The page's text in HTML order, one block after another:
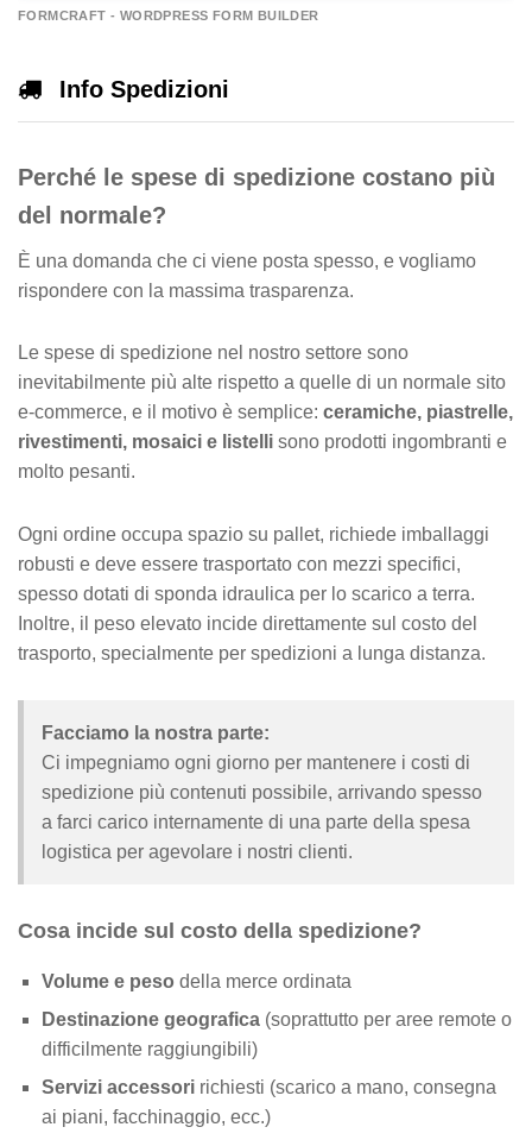
n
a
FORMCRAFT - WORDPRESS FORM BUILDER
Info Spedizioni
Perché le spese di spedizione costano più
del normale?
È una domanda che ci viene posta spesso, e vogliamo
rispondere con la massima trasparenza.
Le spese di spedizione nel nostro settore sono
inevitabilmente più alte rispetto a quelle di un normale sito
e-commerce, e il motivo è semplice: ceramiche, piastrelle,
rivestimenti, mosaici e listelli sono prodotti ingombranti e
molto pesanti.
Ogni ordine occupa spazio su pallet, richiede imballaggi
robusti e deve essere trasportato con mezzi specifici,
spesso dotati di sponda idraulica per lo scarico a terra.
Inoltre, il peso elevato incide direttamente sul costo del
trasporto, specialmente per spedizioni a lunga distanza.
Facciamo la nostra parte:
Ci impegniamo ogni giorno per mantenere i costi di
spedizione più contenuti possibile, arrivando spesso
a farci carico internamente di una parte della spesa
logistica per agevolare i nostri clienti.
Cosa incide sul costo della spedizione?
Volume e peso della merce ordinata
Destinazione geografica (soprattutto per aree remote o
difficilmente raggiungibili)
Servizi accessori richiesti (scarico a mano, consegna
ai piani, facchinaggio, ecc.)